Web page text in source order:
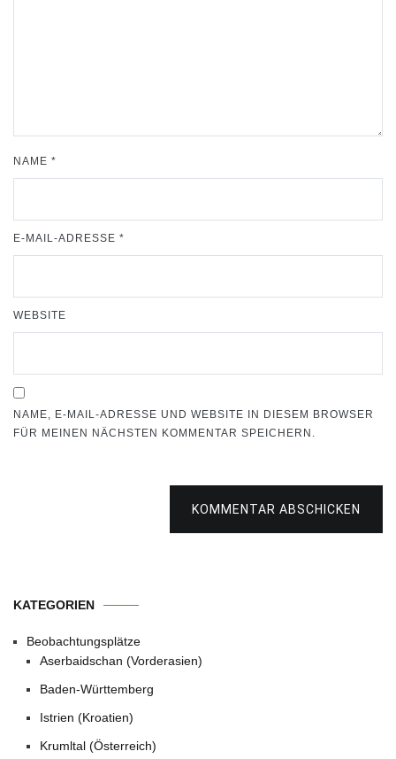
NAME *
E-MAIL-ADRESSE *
WEBSITE
NAME, E-MAIL-ADRESSE UND WEBSITE IN DIESEM BROWSER
FÜR MEINEN NÄCHSTEN KOMMENTAR SPEICHERN.
KOMMENTAR ABSCHICKEN
KATEGORIEN
Beobachtungsplätze
Aserbaidschan (Vorderasien)
Baden-Württemberg
Istrien (Kroatien)
Krumltal (Österreich)